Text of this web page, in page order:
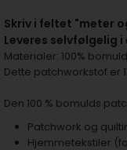
Skriv i feltet "meter
Leveres selvfølgelig i
Materialer: 100% bomuld
Dette patchworkstof er
Den 100 % bomulds
Patchwork og
Hjemmetekstiler